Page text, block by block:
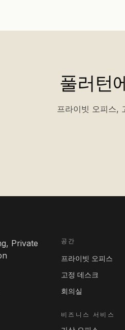
풀러턴
프라이빗 오피스,
공간
프라이빗 오피스
고정 데스크
회의실
비즈니스 서비스